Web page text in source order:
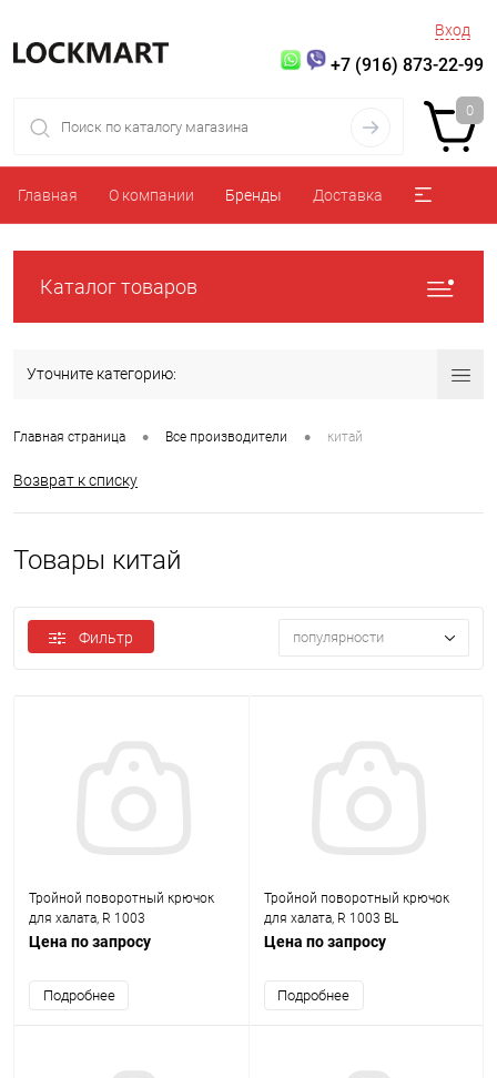
Вход
+7 (916) 873-22-99
0
Главная О компании Бренды Доставка
Каталог товаров
Уточните категорию:
Главная страница • Все производители • китай
Возврат к списку
Товары китай
Фильтр популярности
Тройной поворотный крючок
для халата, R 1003
Цена по запросу
Подробнее
Тройной поворотный крючок
для халата, R 1003 BL
Цена по запросу
Подробнее